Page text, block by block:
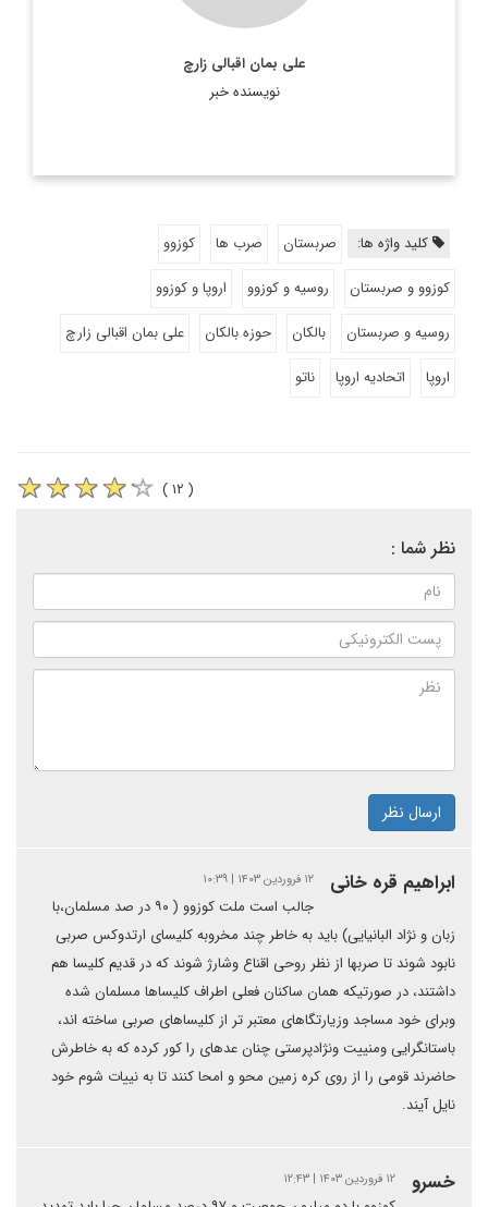
علی بمان اقبالی زارچ
نویسنده خبر
کلید واژه ها: صربستان صرب ها
کوزوو
کوزوو و صربستان
روسیه و کوزوو
اروپا و کوزوو
روسیه و صربستان
بالکان حوزه بالکان
علی بمان اقبالی زارچ
اروپا
اتحادیه اروپا ناتو
( ۱۲ )
نظر شما :
ارسال نظر
ابراهیم قره خانی ۱۲ فروردین ۱۴۰۳ | ۱۰:۳۹
جالب است ملت کوزوو ( ۹۰ در صد مسلمان،با
زبان و نژاد البانیایی) باید به خاطر چند مخروبه کلیسای ارتدوکس صربی
نابود شوند تا صربها از نظر روحی اقناع وشارژ شوند که در قدیم کلیسا هم
داشتند، در صورتیکه همان ساکنان فعلی اطراف کلیساها مسلمان شده
وبرای خود مساجد وزیارتگاهای معتبر تر از کلیساهای صربی ساخته اند،
باستانگرایی ومنییت ونژادپرستی چنان عدهای را کور کرده که به خاطرش
حاضرند قومی را از روی کره زمین محو و امحا کنند تا به نییات شوم خود
نایل آیند.
خسرو ۱۲ فروردین ۱۴۰۳ | ۱۲:۴۳